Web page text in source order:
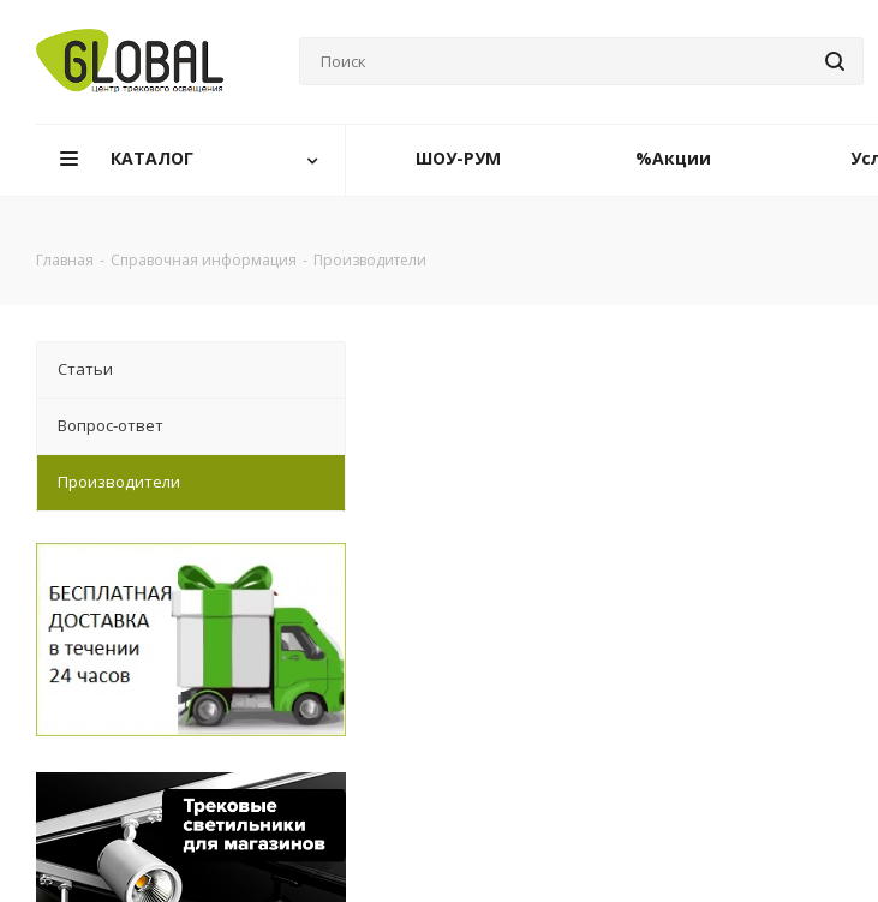
КАТАЛОГ ШОУ-РУМ %Акции
Главная - Справочная информация - Производители
Статьи
Вопрос-ответ
Производители